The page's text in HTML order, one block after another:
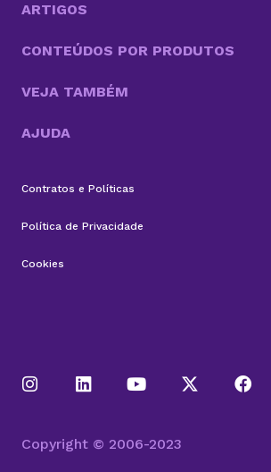
ARTIGOS
CONTEÚDOS POR PRODUTOS
VEJA TAMBÉM
AJUDA
Contratos e Políticas
Política de Privacidade
Cookies
Copyright © 2006-2023